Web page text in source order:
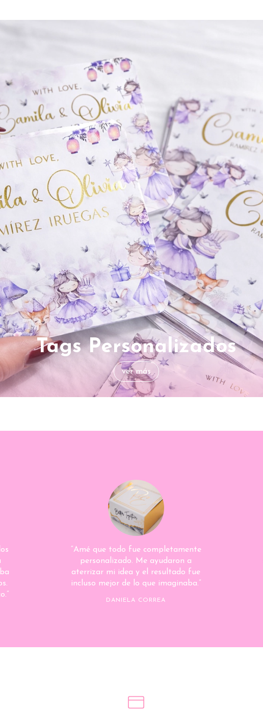
Tags Personalizados
ver más
“Amé que todo fue completamente
personalizado. Me ayudaron a
aterrizar mi idea y el resultado fue
incluso mejor de lo que imaginaba.”
DANIELA CORREA